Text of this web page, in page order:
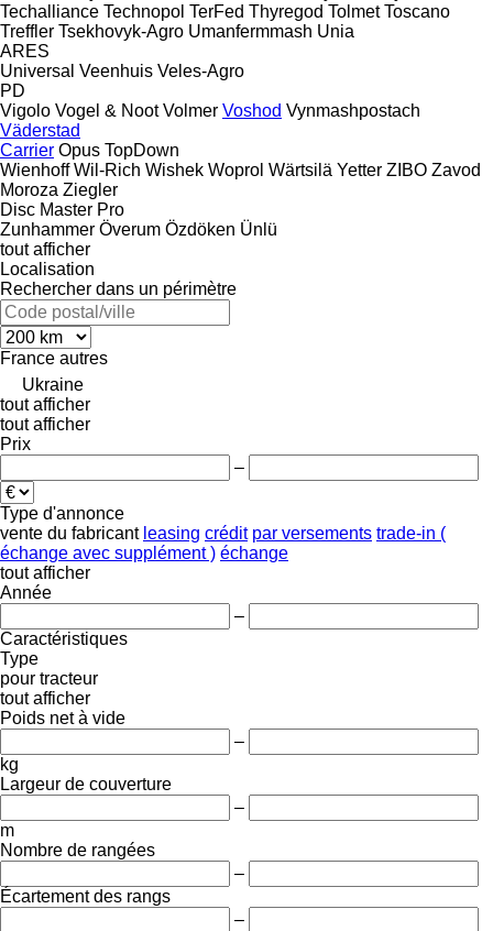
Techalliance Technopol TerFed Thyregod Tolmet Toscano
Treffler Tsekhovyk-Agro Umanfermmash Unia
ARES
Universal Veenhuis Veles-Agro
PD
Vigolo Vogel & Noot Volmer Voshod Vynmashpostach
Väderstad
Carrier Opus TopDown
Wienhoff Wil-Rich Wishek Woprol Wärtsilä Yetter ZIBO Zavod
Moroza Ziegler
Disc Master Pro
Zunhammer Överum Özdöken Ünlü
tout afficher
Localisation
Rechercher dans un périmètre
France autres
Ukraine
tout afficher
tout afficher
Prix
–
Type d'annonce
vente du fabricant leasing crédit par versements trade-in (
échange avec supplément ) échange
tout afficher
Année
–
Caractéristiques
Type
pour tracteur
tout afficher
Poids net à vide
–
kg
Largeur de couverture
–
m
Nombre de rangées
–
Écartement des rangs
–